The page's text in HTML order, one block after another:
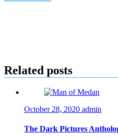
Related posts
October 28, 2020 admin
The Dark Pictures